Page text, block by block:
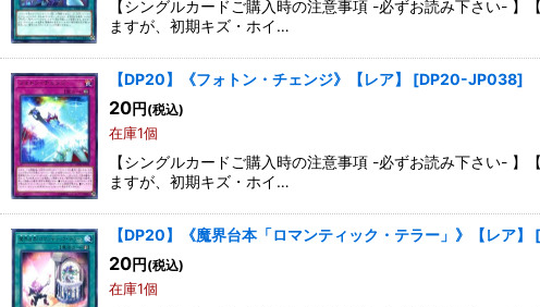
【シングルカードご購入時の注意事項 -必ずお読み下さい-
ますが、初期キズ・ホイ…
【DP20】《フォトン・チェンジ》【レア】 [DP20-JP038]
20円 (税込)
在庫1個
【シングルカードご購入時の注意事項 -必ずお読み下さい-
ますが、初期キズ・ホイ…
【DP20】《魔界台本「ロマンティック・テラー」》【レア】 [
20円 (税込)
在庫1個